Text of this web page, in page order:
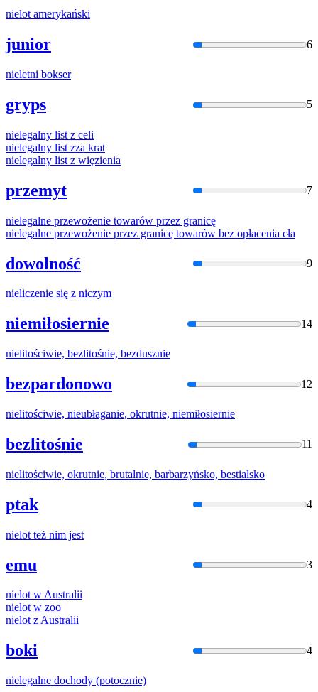
nielot amerykański
junior 6
nieletni bokser
gryps 5
nielegalny list z celi
nielegalny list zza krat
nielegalny list z więzienia
przemyt 7
nielegalne przewożenie towarów przez granicę
nielegalne przewożenie przez granicę towarów bez opłacenia cła
dowolność 9
nieliczenie się z niczym
niemiłosiernie 14
nielitościwie, bezlitośnie, bezdusznie
bezpardonowo 12
nielitościwie, nieubłaganie, okrutnie, niemiłosiernie
bezlitośnie 11
nielitościwie, okrutnie, brutalnie, barbarzyńsko, bestialsko
ptak 4
nielot też nim jest
emu 3
nielot w Australii
nielot w zoo
nielot z Australii
boki 4
nielegalne dochody (potocznie)